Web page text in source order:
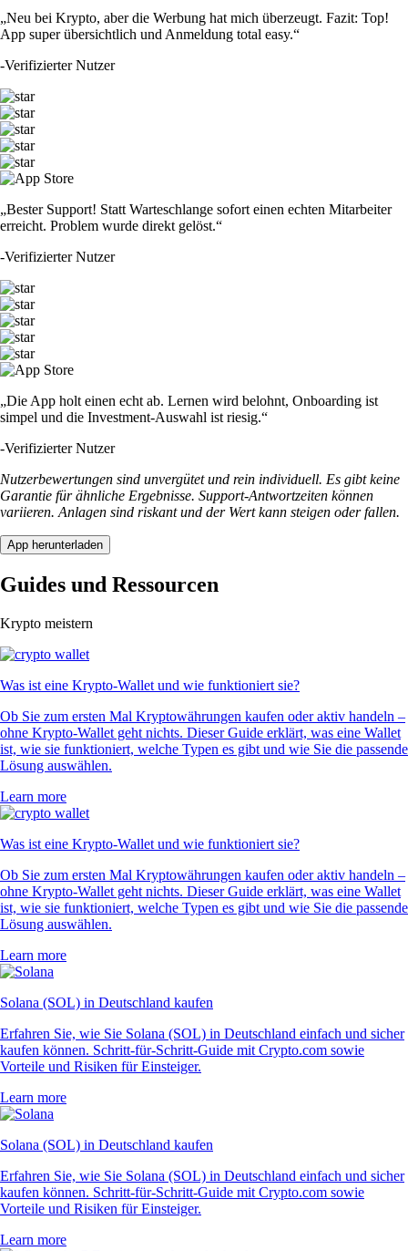
„Neu bei Krypto, aber die Werbung hat mich überzeugt. Fazit: Top!
App super übersichtlich und Anmeldung total easy.“
-Verifizierter Nutzer
„Bester Support! Statt Warteschlange sofort einen echten Mitarbeiter
erreicht. Problem wurde direkt gelöst.“
-Verifizierter Nutzer
„Die App holt einen echt ab. Lernen wird belohnt, Onboarding ist
simpel und die Investment-Auswahl ist riesig.“
-Verifizierter Nutzer
Nutzerbewertungen sind unvergütet und rein individuell. Es gibt keine
Garantie für ähnliche Ergebnisse. Support-Antwortzeiten können
variieren. Anlagen sind riskant und der Wert kann steigen oder fallen.
App herunterladen
Guides und Ressourcen
Krypto meistern
Was ist eine Krypto-Wallet und wie funktioniert sie?
Ob Sie zum ersten Mal Kryptowährungen kaufen oder aktiv handeln –
ohne Krypto-Wallet geht nichts. Dieser Guide erklärt, was eine Wallet
ist, wie sie funktioniert, welche Typen es gibt und wie Sie die passende
Lösung auswählen.
Learn more
Was ist eine Krypto-Wallet und wie funktioniert sie?
Ob Sie zum ersten Mal Kryptowährungen kaufen oder aktiv handeln –
ohne Krypto-Wallet geht nichts. Dieser Guide erklärt, was eine Wallet
ist, wie sie funktioniert, welche Typen es gibt und wie Sie die passende
Lösung auswählen.
Learn more
Solana (SOL) in Deutschland kaufen
Erfahren Sie, wie Sie Solana (SOL) in Deutschland einfach und sicher
kaufen können. Schritt-für-Schritt-Guide mit Crypto.com sowie
Vorteile und Risiken für Einsteiger.
Learn more
Solana (SOL) in Deutschland kaufen
Erfahren Sie, wie Sie Solana (SOL) in Deutschland einfach und sicher
kaufen können. Schritt-für-Schritt-Guide mit Crypto.com sowie
Vorteile und Risiken für Einsteiger.
Learn more